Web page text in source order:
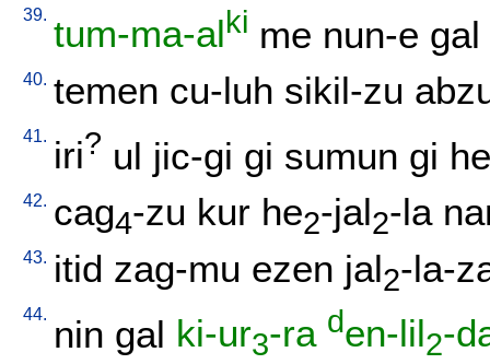
39. tum-ma-alki me nun-e gal
40. temen cu-luh sikil-zu
41. iri? ul jic-gi gi sumun gi
42. cag4-zu kur he2-jal2-la
43. itid zag-mu ezen jal2-la-
44. nin gal ki-ur3-ra den-lil2-